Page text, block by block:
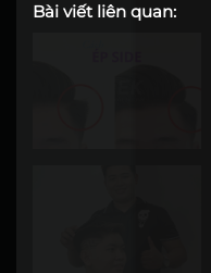
Bài viết liên quan: